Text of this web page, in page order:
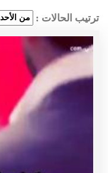
ترتيب الحالات :